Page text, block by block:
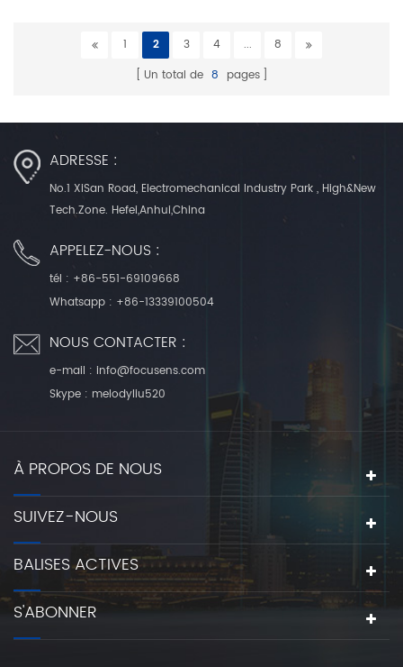
1 2 3 4 ...
8
Un total de 8 pages
ADRESSE :
No.1 XiSan Road, Electromechanical Industry Park , High&New
Tech.Zone. Hefei,Anhui,China
APPELEZ-NOUS :
tél : +86-551-69109668
Whatsapp : +86-13339100504
NOUS CONTACTER :
e-mail : info@focusens.com
Skype : melodyliu520
À PROPOS DE NOUS
SUIVEZ-NOUS
BALISES ACTIVES
S'ABONNER